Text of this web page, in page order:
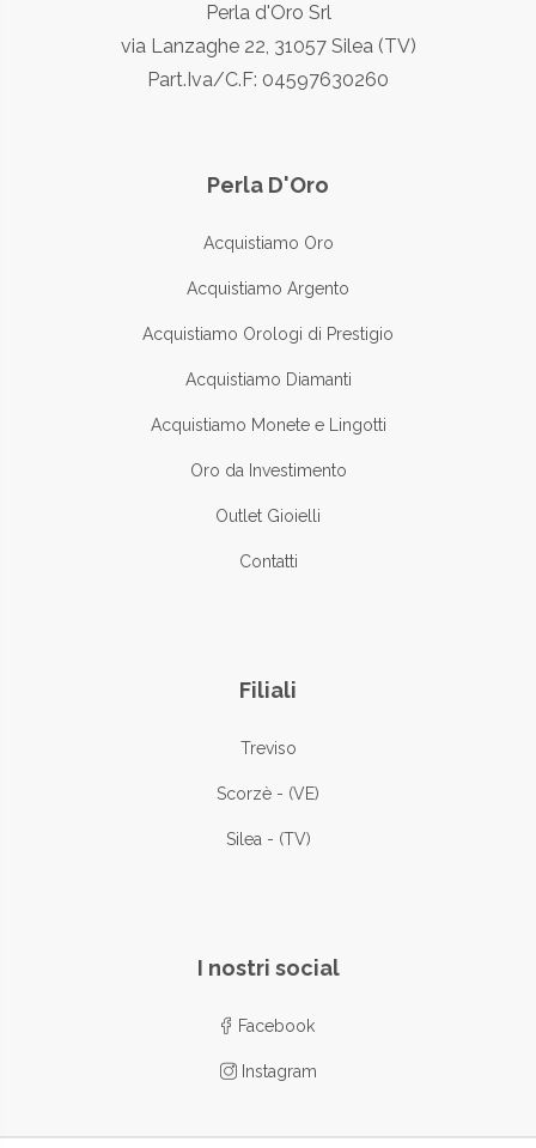
Perla d'Oro Srl
via Lanzaghe 22, 31057 Silea (TV)
Part.Iva/C.F: 04597630260
Perla D'Oro
Acquistiamo Oro
Acquistiamo Argento
Acquistiamo Orologi di Prestigio
Acquistiamo Diamanti
Acquistiamo Monete e Lingotti
Oro da Investimento
Outlet Gioielli
Contatti
Filiali
Treviso
Scorzè - (VE)
Silea - (TV)
I nostri social
Facebook
Instagram